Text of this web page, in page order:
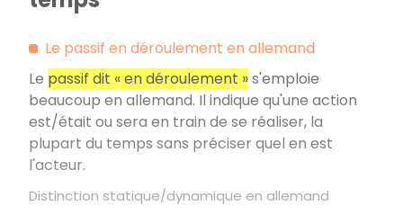
Le passif en déroulement en allemand
Le passif dit « en déroulement »s'emploie
beaucoup en allemand. Il indique qu'une action
est/était ou sera en train de se réaliser, la
plupart du temps sans préciser quel en est
l'acteur.
Distinction statique/dynamique en allemand